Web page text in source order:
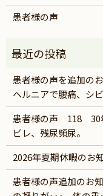
患者様の声
患者様の声を追加の
ヘルニアで腰痛、シ
患者様の声 118 30
ビレ、残尿頻尿。
2026年夏期休暇のお
患者様の声追加の